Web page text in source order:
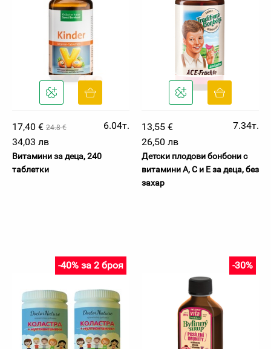
17,40 € 24.8 €
6.04т.
34,03 лв
Витамини за деца, 240
таблетки
13,55 €
7.34т.
26,50 лв
Детски плодови бонбони с
витамини А, C и E за деца, без
захар
-40% за 2 броя -30%